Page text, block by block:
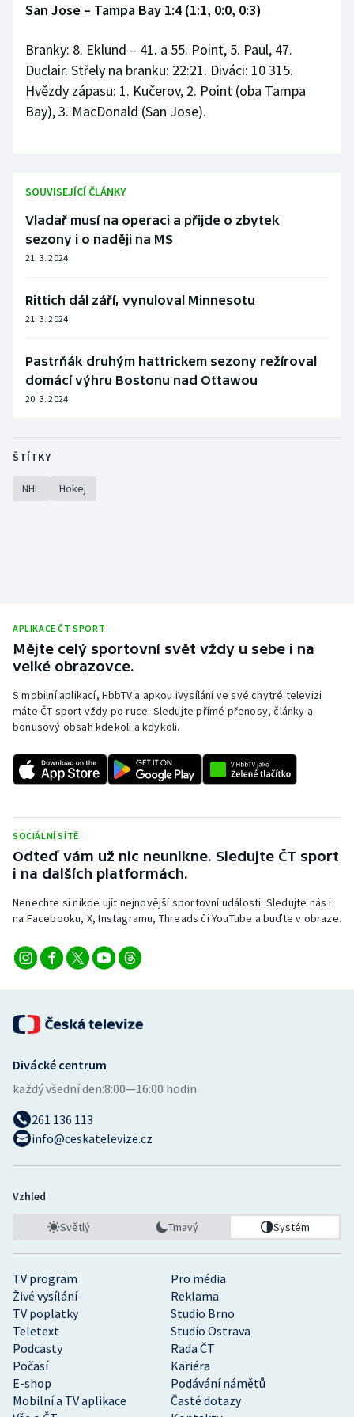
San Jose – Tampa Bay 1:4 (1:1, 0:0, 0:3)
Branky: 8. Eklund – 41. a 55. Point, 5. Paul, 47.
Duclair. Střely na branku: 22:21. Diváci: 10 315.
Hvězdy zápasu: 1. Kučerov, 2. Point (oba Tampa
Bay), 3. MacDonald (San Jose).
SOUVISEJÍCÍ ČLÁNKY
Vladař musí na operaci a přijde o zbytek
sezony i o naději na MS
21. 3. 2024
Rittich dál září, vynuloval Minnesotu
21. 3. 2024
Pastrňák druhým hattrickem sezony režíroval
domácí výhru Bostonu nad Ottawou
20. 3. 2024
ŠTÍTKY
NHL Hokej
APLIKACE ČT SPORT
Mějte celý sportovní svět vždy u sebe i na
velké obrazovce.
S mobilní aplikací, HbbTV a apkou iVysílání ve své chytré televizi
máte ČT sport vždy po ruce. Sledujte přímé přenosy, články a
bonusový obsah kdekoli a kdykoli.
SOCIÁLNÍ SÍTĚ
Odteď vám už nic neunikne. Sledujte ČT sport
i na dalších platformách.
Nenechte si nikde ujít nejnovější sportovní události. Sledujte nás i
na Facebooku, X, Instagramu, Threads či YouTube a buďte v obraze.
TV program
Pro média
Živé vysílání
Reklama
TV poplatky
Studio Brno
Teletext
Studio Ostrava
Podcasty
Rada ČT
Počasí
Kariéra
E-shop
Podávání námětů
Mobilní a TV aplikace
Časté dotazy
Divácké centrum
každý všední den:8:00—16:00 hodin
261 136 113
info@ceskatelevize.cz
Vzhled
Světlý Tmavý Systém